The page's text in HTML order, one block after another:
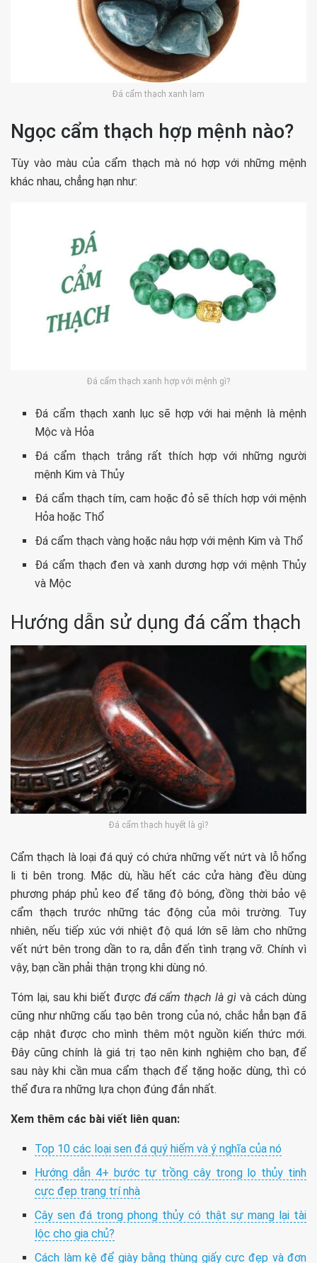
Đá cẩm thạch xanh lam
Ngọc cẩm thạch hợp mệnh nào?
Tùy vào màu của cẩm thạch mà nó hợp với những mệnh
khác nhau, chẳng hạn như:
Đá cẩm thạch xanh hợp với mệnh gì?
Đá cẩm thạch xanh lục sẽ hợp với hai mệnh là mệnh
Mộc và Hỏa
Đá cẩm thạch trắng rất thích hợp với những người
mệnh Kim và Thủy
Đá cẩm thạch tím, cam hoặc đỏ sẽ thích hợp với mệnh
Hỏa hoặc Thổ
Đá cẩm thạch vàng hoặc nâu hợp với mệnh Kim và Thổ
Đá cẩm thạch đen và xanh dương hợp với mệnh Thủy
và Mộc
Hướng dẫn sử dụng đá cẩm thạch
Đá cẩm thạch huyết là gì?
Cẩm thạch là loại đá quý có chứa những vết nứt và lỗ hổng
li ti bên trong. Mặc dù, hầu hết các cửa hàng đều dùng
phương pháp phủ keo để tăng độ bóng, đồng thời bảo vệ
cẩm thạch trước những tác động của môi trường. Tuy
nhiên, nếu tiếp xúc với nhiệt độ quá lớn sẽ làm cho những
vết nứt bên trong dần to ra, dẫn đến tình trạng vỡ. Chính vì
vậy, bạn cần phải thận trọng khi dùng nó.
Tóm lại, sau khi biết được đá cẩm thạch là gì và cách dùng
cũng như những cấu tạo bên trong của nó, chắc hẳn bạn đã
cập nhật được cho mình thêm một nguồn kiến thức mới.
Đây cũng chính là giá trị tạo nên kinh nghiệm cho bạn, để
sau này khi cần mua cẩm thạch để tặng hoặc dùng, thì có
thể đưa ra những lựa chọn đúng đắn nhất.
Xem thêm các bài viết liên quan:
Top 10 các loại sen đá quý hiếm và ý nghĩa của nó
Hướng dẫn 4+ bước tự trồng cây trong lọ thủy tinh
cực đẹp trang trí nhà
Cây sen đá trong phong thủy có thật sự mang lại tài
lộc cho gia chủ?
Cách làm kệ để giày bằng thùng giấy cực đẹp và đơn